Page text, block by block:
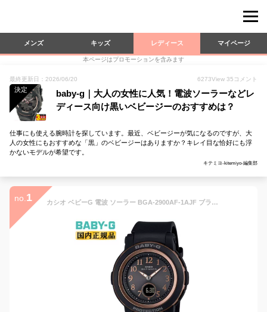
メンズ キッズ レディース マイページ
本ページはプロモーションを含みます
最終更新日：2026/06/20 6273View 35 コメント
決定
baby-g｜大人の女性に人気！電波ソーラーなどレ
ディース向け黒いベビージーのおすすめは？
仕事にも使える腕時計を探しています。最近、ベビージーが気になるのですが、大
人の女性にもおすすめな「黒」のベビージーはありますか？キレイ目な恰好にも浮
かないモデルが希望です。
キテミヨ-kitemiyo-編集部
no. 1 カシオ ベビーG 電波 ソーラー BGA-2900AF-1AJF ブラック＆ゴールド CASIO BABY-G アナログ＆デジタル コンビネーション オール数字文字板 ラウンド 黒 金色 レディス レディース 腕時計 （BGA2900AF1AJF）【あす楽】